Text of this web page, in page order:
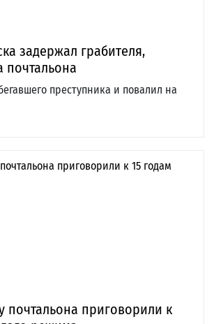
задержал грабителя,
почтальона
преступника и повалил на
почтальона приговорили к